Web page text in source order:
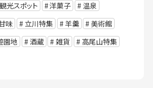
光スポット
洋菓子
温泉
味 立川特集 羊羹
美術館
園地 酒蔵 雑貨
高尾山特集